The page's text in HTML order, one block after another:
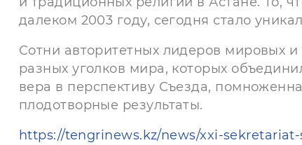
далеком 2003 году, сегодня стало
Сотни авторитетных лидеров мировых
разных уголков мира, которых
вера в перспективу Съезда,
плодотворные результаты.
https://tengrinews.kz/news/xxi-